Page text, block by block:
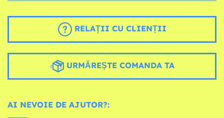
RELAȚII CU CLIENȚII
URMĂREȘTE COMANDA TA
AI NEVOIE DE AJUTOR?: